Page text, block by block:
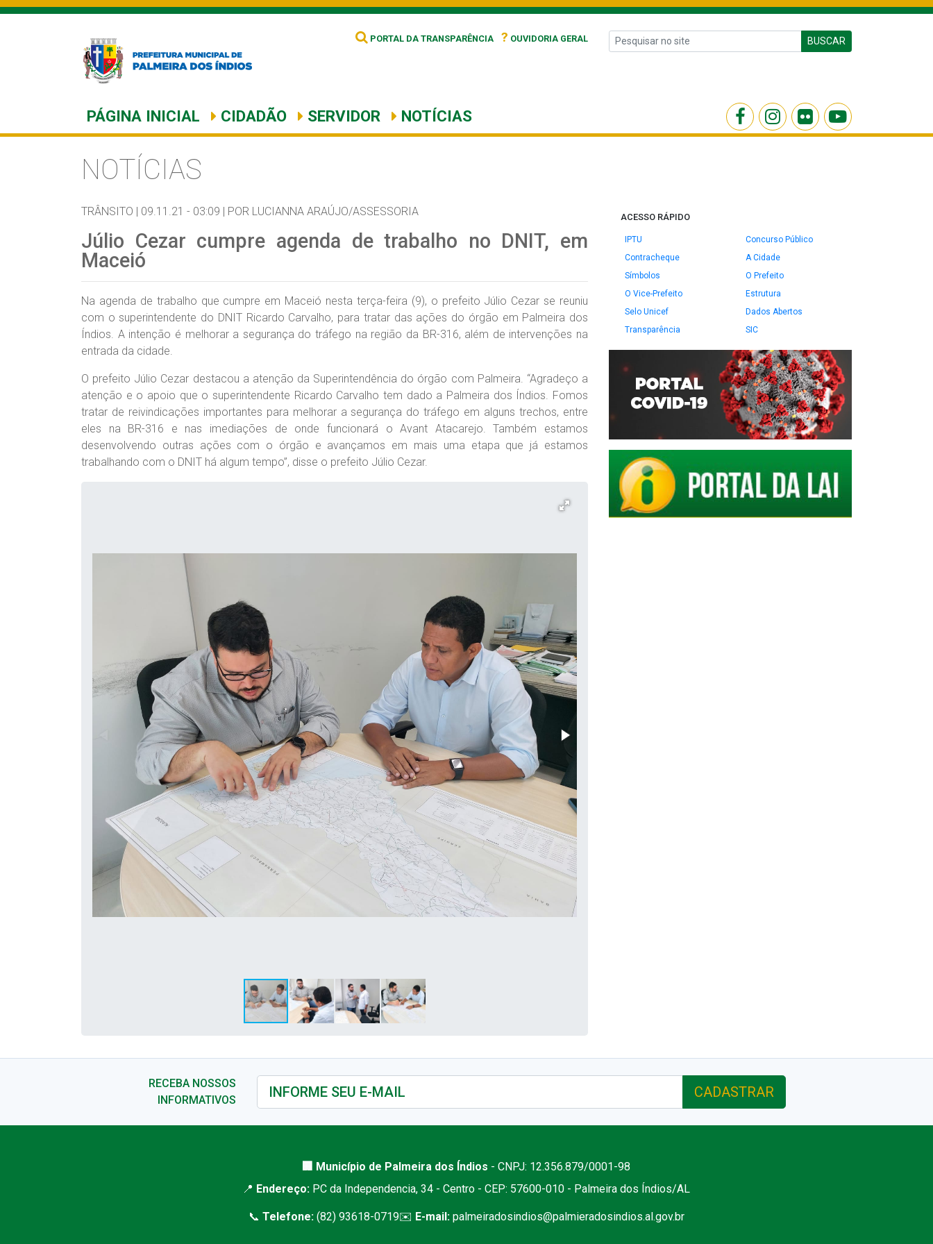
PORTAL DA TRANSPARÊNCIA ? OUVIDORIA GERAL BUSCAR
PÁGINA INICIAL CIDADÃO SERVIDOR NOTÍCIAS
NOTÍCIAS
TRÂNSITO | 09.11.21 - 03:09 | POR LUCIANNA ARAÚJO/ASSESSORIA
Júlio Cezar cumpre agenda de trabalho no DNIT, em
Maceió
Na agenda de trabalho que cumpre em Maceió nesta terça-feira (9), o prefeito Júlio Cezar se reuniu
com o superintendente do DNIT Ricardo Carvalho, para tratar das ações do órgão em Palmeira dos
Índios. A intenção é melhorar a segurança do tráfego na região da BR-316, além de intervenções na
entrada da cidade.
O prefeito Júlio Cezar destacou a atenção da Superintendência do órgão com Palmeira. “Agradeço a
atenção e o apoio que o superintendente Ricardo Carvalho tem dado a Palmeira dos Índios. Fomos
tratar de reivindicações importantes para melhorar a segurança do tráfego em alguns trechos, entre
eles na BR-316 e nas imediações de onde funcionará o Avant Atacarejo. Também estamos
desenvolvendo outras ações com o órgão e avançamos em mais uma etapa que já estamos
trabalhando com o DNIT há algum tempo”, disse o prefeito Júlio Cezar.
ACESSO RÁPIDO
IPTU
Concurso Público
Contracheque
A Cidade
Símbolos
O Prefeito
O Vice-Prefeito
Estrutura
Selo Unicef
Dados Abertos
Transparência
SIC
RECEBA NOSSOS
INFORMATIVOS
CADASTRAR
🏢 Município de Palmeira dos Índios - CNPJ: 12.356.879/0001-98
📍 Endereço: PC da Independencia, 34 - Centro - CEP: 57600-010 - Palmeira dos Índios/AL
📞 Telefone:(82) 93618-0719✉️ E-mail: palmeiradosindios@palmieradosindios.al.gov.br